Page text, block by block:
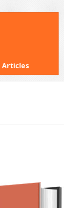
Articles